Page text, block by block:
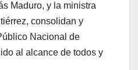
Maduro, y la ministra
consolidan y
Nacional de
al alcance de todos y